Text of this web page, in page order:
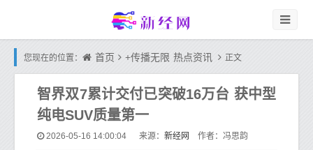
您现在的位置： 首页 +传播无限 热点资讯 正文
智界双7累计交付已突破16万台 获中型
纯电SUV质量第一
2026-05-16 14:00:04 来源： 新经网 作者：冯思韵